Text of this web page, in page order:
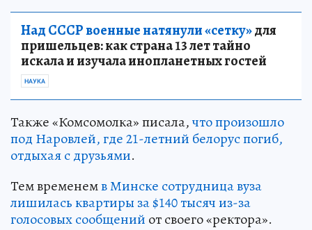
Над СССР военные натянули «сетку»для
пришельцев: как страна 13 лет тайно
искала и изучала инопланетных гостей
НАУКА
Также «Комсомолка» писала,что произошло
под Наровлей, где 21-летний белорус погиб,
отдыхая с друзьями.
Тем временемв Минске сотрудница вуза
лишилась квартиры за $140 тысяч из-за
голосовых сообщений от своего «ректора».